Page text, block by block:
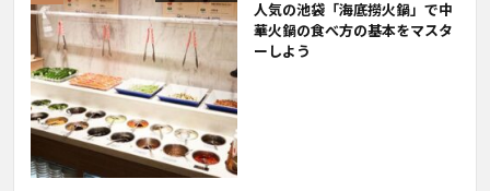
人気の池袋「海底撈火鍋」で中
華火鍋の食べ方の基本をマスタ
ーしよう